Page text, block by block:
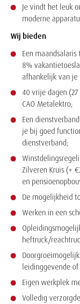
Je vindt het leuk
moderne
Wij bieden
Een
8%
afhankelijk van
40 vrije dagen
CAO Metalektro;
Een
je bij goed
dienstverband;
Zilveren Kruis (+
en
De mogelijkheid
Werken in een
heftruck/
leidinggevende
Eigen werkplek
Volledig